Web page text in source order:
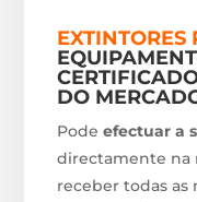
EXTINTORES
DO
Podeefectuar a
directamente na
receber todas as